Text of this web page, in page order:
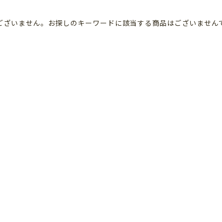
ざいません。お探しのキーワードに該当する商品はございません